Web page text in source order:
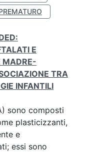
E
MADRE-
TRA
INFANTILI
sono composti
plasticizzanti,
e
essi sono